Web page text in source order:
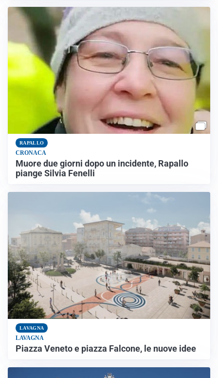
RAPALLO
CRONACA
Muore due giorni dopo un incidente, Rapallo
piange Silvia Fenelli
LAVAGNA
LAVAGNA
Piazza Veneto e piazza Falcone, le nuove idee